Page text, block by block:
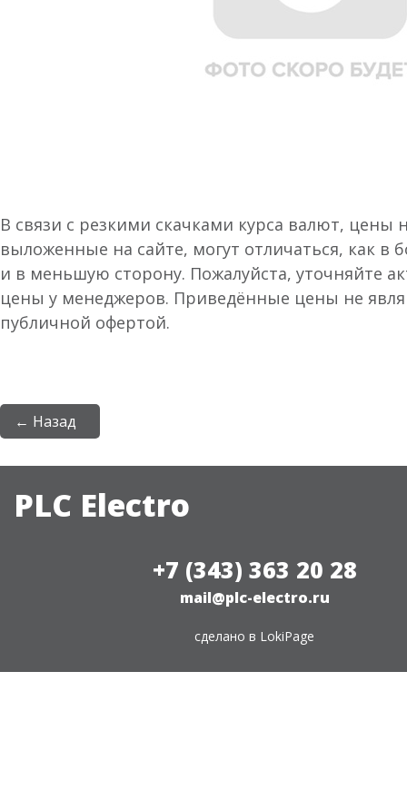
В связи с резкими скачками курса валют, цены
выложенные на сайте, могут отличаться, как в
и в меньшую сторону. Пожалуйста, уточняйте
цены у менеджеров. Приведённые цены не
публичной офертой.
← Назад
PLC Electro
+7 (343) 363 20 28
mail@plc-electro.ru
сделано в LokiPage